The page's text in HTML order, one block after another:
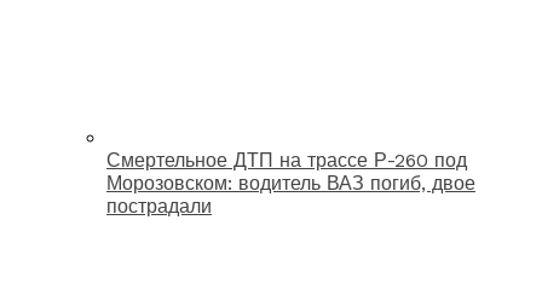
Смертельное ДТП на трассе Р-260 под
Морозовском: водитель ВАЗ погиб, двое
пострадали